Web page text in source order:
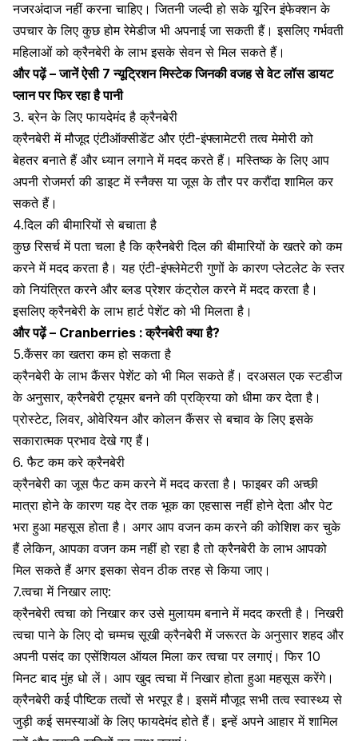
नजरअंदाज नहीं करना चाहिए। जितनी जल्दी हो सके यूरिन इंफेक्शन के
उपचार के लिए कुछ होम रेमेडीज भी अपनाई जा सकती हैं। इसलिए गर्भवती
महिलाओं को क्रैनबेरी के लाभ इसके सेवन से मिल सकते हैं।
और पढ़ें –जानें ऐसी 7 न्यूट्रिशन मिस्टेक जिनकी वजह से वेट लॉस डायट
प्लान पर फिर रहा है पानी
3. ब्रेन के लिए फायदेमंद है क्रैनबेरी
क्रैनबेरी में मौजूद एंटीऑक्सीडेंट और एंटी-इंफ्लामेटरी तत्वमेमोरी को
बेहतरबनाते हैं और ध्यान लगाने में मदद करते हैं। मस्तिष्क के लिए आप
अपनी रोजमर्रा की डाइट में स्नैक्स या जूस के तौर पर करौंदा शामिल कर
सकते हैं।
4.दिल की बीमारियों से बचाता है
कुछ रिसर्च में पता चला है कि क्रैनबेरीदिल की बीमारियों के खतरे को कम
करने में मदद करता है। यह एंटी-इंफ्लेमेटरी गुणों के कारण प्लेटलेट के स्तर
को नियंत्रित करने औरब्लड प्रेशरकंट्रोल करने में मदद करता है।
इसलिए क्रैनबेरी के लाभ हार्ट पेशेंट को भी मिलता है।
और पढ़ें – Cranberries : क्रैनबेरी क्या है?
5.कैंसर का खतरा कम हो सकता है
क्रैनबेरी के लाभ कैंसर पेशेंट को भी मिल सकते हैं। दरअसल एक स्टडीज
के अनुसार, क्रैनबेरीट्यूमरबनने की प्रक्रिया को धीमा कर देता है।
प्रोस्टेट,लिवर, ओवेरियनऔरकोलन कैंसरसे बचाव के लिए इसके
सकारात्मक प्रभाव देखे गए हैं।
6. फैट कम करे क्रैनबेरी
क्रैनबेरी का जूस फैट कम करने में मदद करता है। फाइबर की अच्छी
मात्रा होने के कारण यह देर तक भूक का एहसास नहीं होने देता और पेट
भरा हुआ महसूस होता है। अगर आप वजन कम करने की कोशिश कर चुके
हैं लेकिन, आपका वजन कम नहीं हो रहा है तो क्रैनबेरी के लाभ आपको
मिल सकते हैं अगर इसका सेवन ठीक तरह से किया जाए।
7.त्वचा में निखार लाए:
क्रैनबेरी त्वचा को निखार कर उसे मुलायम बनाने में मदद करती है। निखरी
त्वचा पाने के लिए दो चम्मच सूखी क्रैनबेरी में जरूरत के अनुसारशहदऔर
अपनी पसंद का एसेंशियल ऑयल मिला करत्वचा पर लगाएं। फिर 10
मिनट बाद मुंह धो लें। आप खुद त्वचा में निखार होता हुआ महसूस करेंगे।
क्रैनबेरी कईपौष्टिक तत्वों से भरपूर है। इसमें मौजूद सभी तत्व स्वास्थ्य से
जुड़ी कई समस्याओं के लिए फायदेमंद होते हैं। इन्हें अपने आहार में शामिल